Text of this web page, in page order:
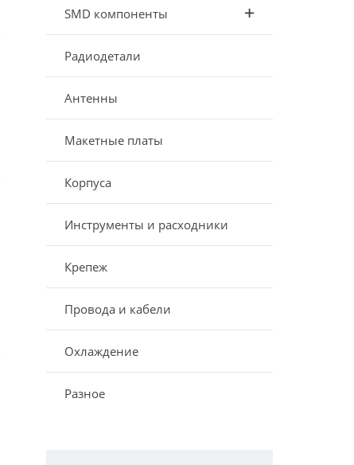
SMD компоненты
Радиодетали
Антенны
Макетные платы
Корпуса
Инструменты и расходники
Крепеж
Провода и кабели
Охлаждение
Разное